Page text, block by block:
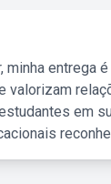
minha entrega
valorizam
em